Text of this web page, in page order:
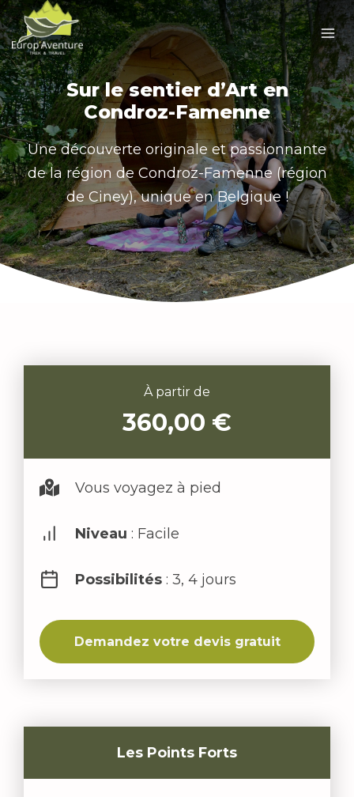
Skip
to
content
Sur le sentier d’Art en
Condroz-Famenne
Une découverte originale et passionnante
de la région de Condroz-Famenne (région
de Ciney), unique en Belgique !
À partir de
360,00 €
Vous voyagez à pied
Niveau : Facile
Possibilités : 3, 4 jours
Demandez votre devis gratuit
Les Points Forts